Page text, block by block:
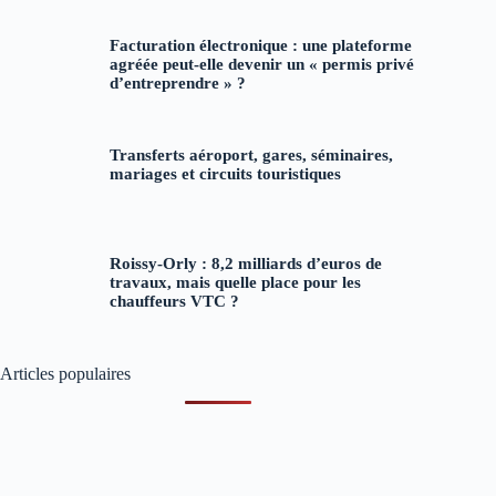
Facturation électronique : une plateforme
agréée peut-elle devenir un « permis privé
d’entreprendre » ?
Transferts aéroport, gares, séminaires,
mariages et circuits touristiques
Roissy-Orly : 8,2 milliards d’euros de
travaux, mais quelle place pour les
chauffeurs VTC ?
Articles populaires